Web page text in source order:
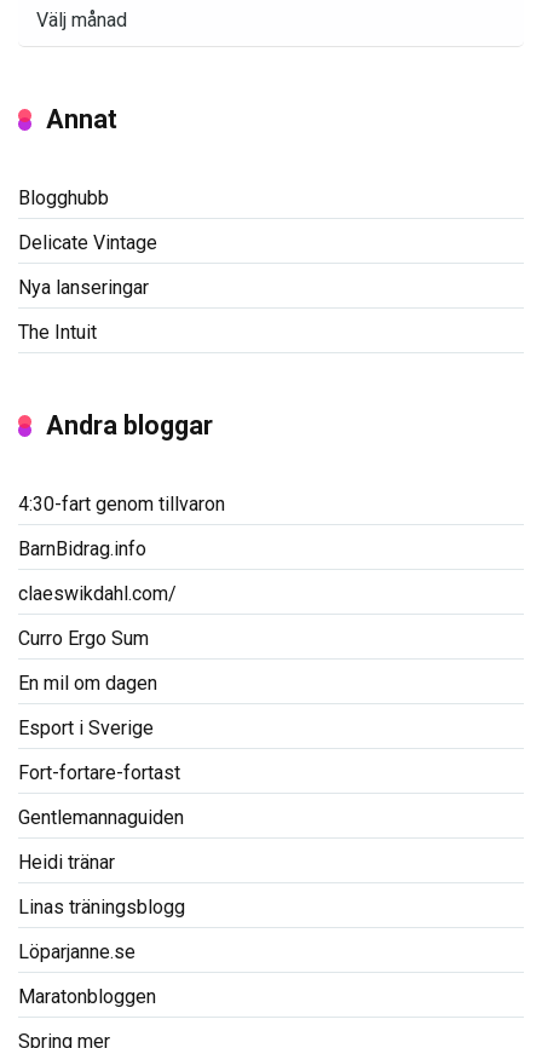
Annat
Blogghubb
Delicate Vintage
Nya lanseringar
The Intuit
Andra bloggar
4:30-fart genom tillvaron
BarnBidrag.info
claeswikdahl.com/
Curro Ergo Sum
En mil om dagen
Esport i Sverige
Fort-fortare-fortast
Gentlemannaguiden
Heidi tränar
Linas träningsblogg
Löparjanne.se
Maratonbloggen
Spring mer